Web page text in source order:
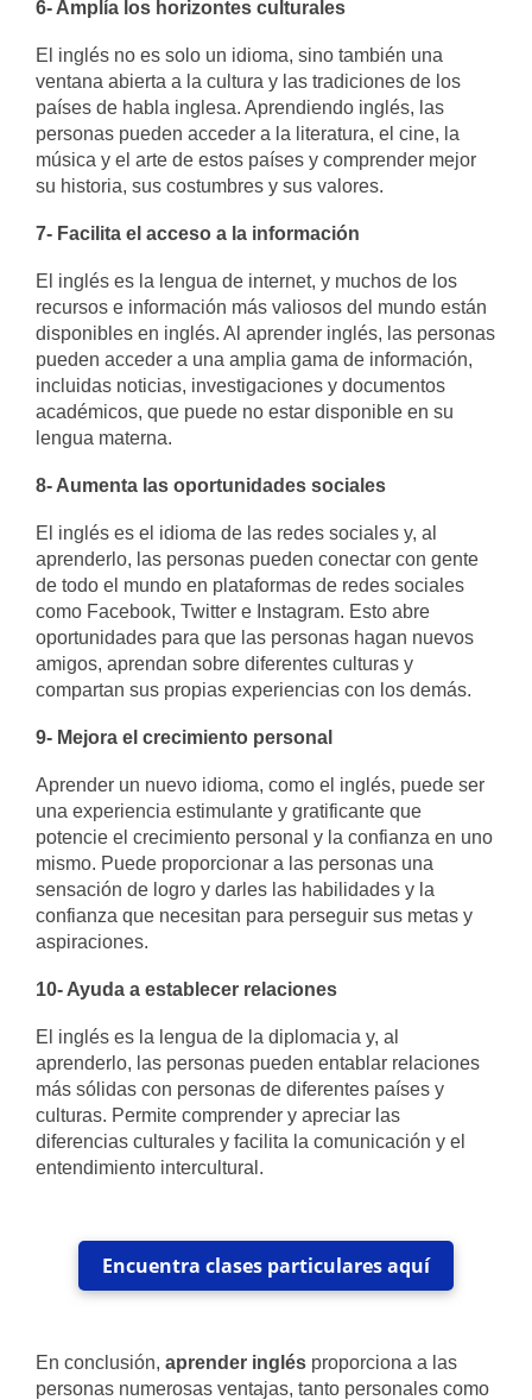
6- Amplía los horizontes culturales
El inglés no es solo un idioma, sino también una
ventana abierta a la cultura y las tradiciones de los
países de habla inglesa. Aprendiendo inglés, las
personas pueden acceder a la literatura, el cine, la
música y el arte de estos países y comprender mejor
su historia, sus costumbres y sus valores.
7- Facilita el acceso a la información
El inglés es la lengua de internet, y muchos de los
recursos e información más valiosos del mundo están
disponibles en inglés. Al aprender inglés, las personas
pueden acceder a una amplia gama de información,
incluidas noticias, investigaciones y documentos
académicos, que puede no estar disponible en su
lengua materna.
8- Aumenta las oportunidades sociales
El inglés es el idioma de las redes sociales y, al
aprenderlo, las personas pueden conectar con gente
de todo el mundo en plataformas de redes sociales
como Facebook, Twitter e Instagram. Esto abre
oportunidades para que las personas hagan nuevos
amigos, aprendan sobre diferentes culturas y
compartan sus propias experiencias con los demás.
9- Mejora el crecimiento personal
Aprender un nuevo idioma, como el inglés, puede ser
una experiencia estimulante y gratificante que
potencie el crecimiento personal y la confianza en uno
mismo. Puede proporcionar a las personas una
sensación de logro y darles las habilidades y la
confianza que necesitan para perseguir sus metas y
aspiraciones.
10- Ayuda a establecer relaciones
El inglés es la lengua de la diplomacia y, al
aprenderlo, las personas pueden entablar relaciones
más sólidas con personas de diferentes países y
culturas. Permite comprender y apreciar las
diferencias culturales y facilita la comunicación y el
entendimiento intercultural.
Encuentra clases particulares aquí
En conclusión, aprender inglés proporciona a las
personas numerosas ventajas, tanto personales como